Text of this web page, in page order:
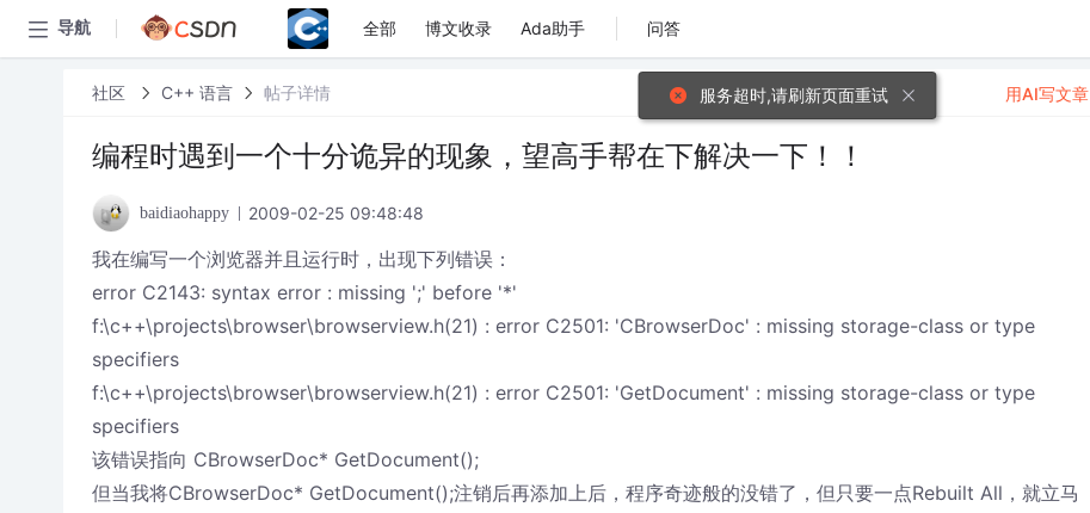
导航 全部 博文收录 Ada助手 问答
社区 C++ 语言 帖子详情
编程时遇到一个十分诡异的现象，望高手帮在下解决一下！！
baidiaohappy 2009-02-25 09:48:48
我在编写一个浏览器并且运行时，出现下列错误：
error C2143: syntax error : missing ';' before '*'
f:\c++\projects\browser\browserview.h(21) : error C2501: 'CBrowserDoc' : missing storage-class or type
specifiers
f:\c++\projects\browser\browserview.h(21) : error C2501: 'GetDocument' : missing storage-class or type
specifiers
该错误指向 CBrowserDoc* GetDocument();
但当我将CBrowserDoc* GetDocument();注销后再添加上后，程序奇迹般的没错了，但只要一点Rebuilt All，就立马
用AI写文章
服务超时,请刷新页面重试